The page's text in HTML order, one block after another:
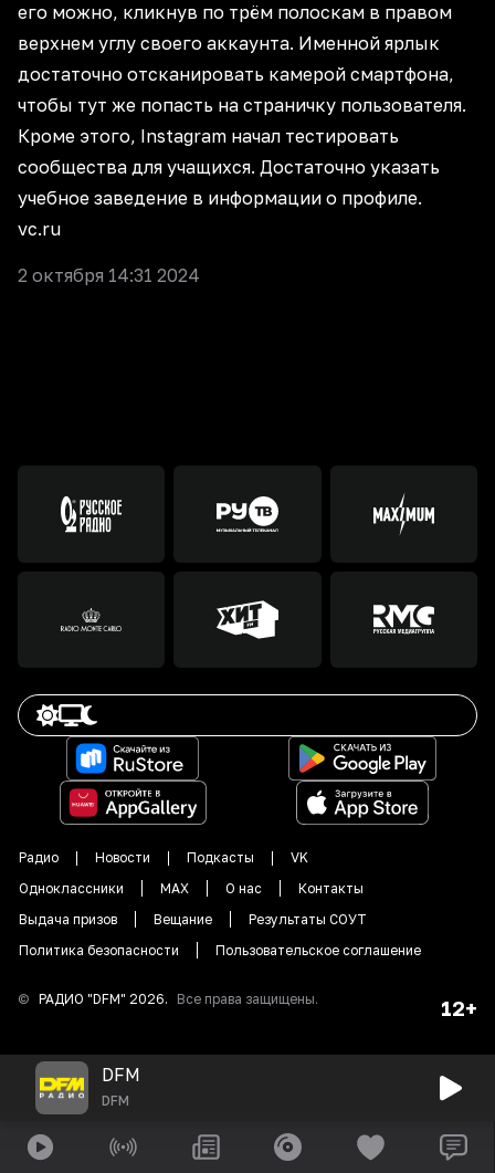
его можно, кликнув по трём полоскам в правом
верхнем углу своего аккаунта. Именной ярлык
достаточно отсканировать камерой смартфона,
чтобы тут же попасть на страничку пользователя.
Кроме этого, Instagram начал тестировать
сообщества для учащихся. Достаточно указать
учебное заведение в информации о профиле.
vc.ru
2 октября 14:31 2024
Радио Новости Подкасты
VK
Одноклассники
MAX О нас
Контакты
Выдача призов
Вещание
Результаты СОУТ
Политика безопасности
Пользовательское соглашение
© РАДИО "DFM" 2026. Все права защищены. 12+
DFM
DFM